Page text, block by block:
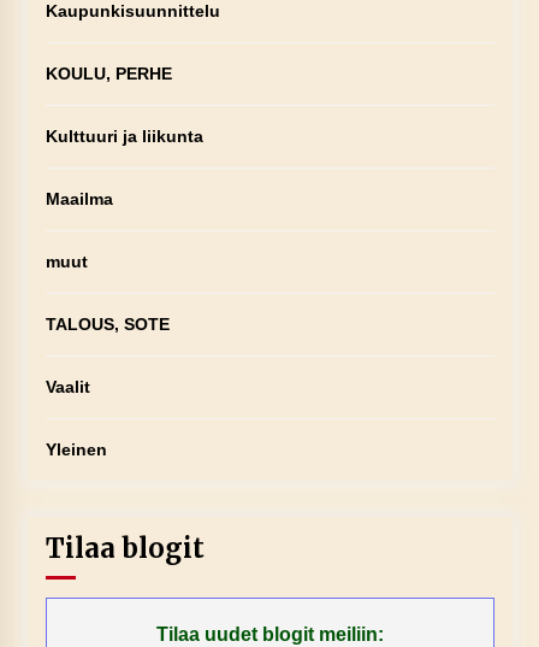
Kaupunkisuunnittelu
KOULU, PERHE
Kulttuuri ja liikunta
Maailma
muut
TALOUS, SOTE
Vaalit
Yleinen
Tilaa blogit
Tilaa uudet blogit meiliin: